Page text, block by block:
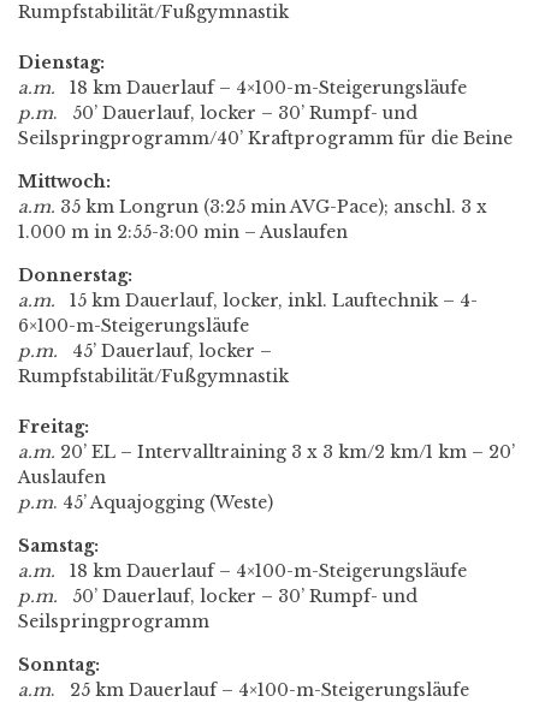
Rumpfstabilität/Fußgymnastik
Dienstag:
a.m. 18 km Dauerlauf – 4×100-m-Steigerungsläufe
p.m. 50’ Dauerlauf, locker – 30’ Rumpf- und
Seilspringprogramm/40’ Kraftprogramm für die Beine
Mittwoch:
a.m. 35 km Longrun (3:25 min AVG-Pace); anschl. 3 x
1.000 m in 2:55-3:00 min – Auslaufen
Donnerstag:
a.m. 15 km Dauerlauf, locker, inkl. Lauftechnik – 4-
6×100-m-Steigerungsläufe
p.m. 45’ Dauerlauf, locker –
Rumpfstabilität/Fußgymnastik
Freitag:
a.m. 20’ EL – Intervalltraining 3 x 3 km/2 km/1 km – 20’
Auslaufen
p.m. 45’ Aquajogging (Weste)
Samstag:
a.m. 18 km Dauerlauf – 4×100-m-Steigerungsläufe
p.m. 50’ Dauerlauf, locker – 30’ Rumpf- und
Seilspringprogramm
Sonntag:
a.m. 25 km Dauerlauf – 4×100-m-Steigerungsläufe